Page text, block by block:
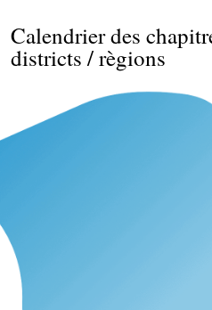
Calendrier des
districts / règions